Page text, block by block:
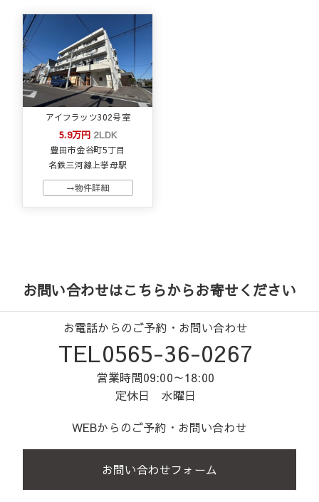
アイフラッツ302号室
5.9万円 2LDK
豊田市金谷町5丁目
名鉄三河線上挙母駅
→物件詳細
お問い合わせはこちらからお寄せください
お電話からのご予約・お問い合わせ
TEL0565-36-0267
営業時間09:00～18:00
定休日 水曜日
WEBからのご予約・お問い合わせ
お問い合わせフォーム